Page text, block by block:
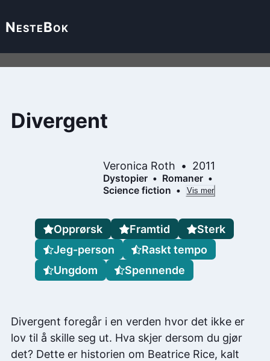
NesteBok
Divergent
Veronica Roth 2011
Dystopier
Romaner
Science fiction
Vis mer
Divergent foregår i en verden hvor det ikke er
lov til å skille seg ut. Hva skjer dersom du gjør
det? Dette er historien om Beatrice Rice, kalt
Opprørsk Framtid
Sterk
Jeg-person
Raskt tempo
Ungdom
Spennende